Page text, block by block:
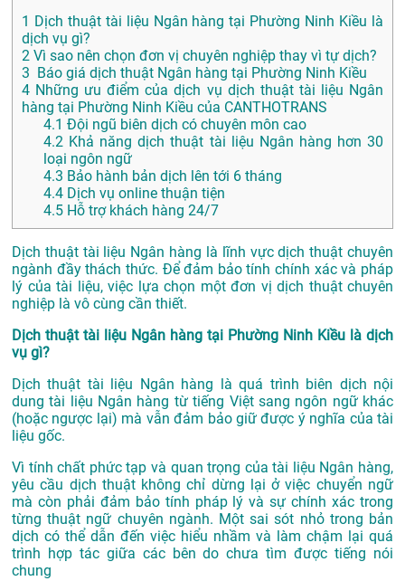
1 Dịch thuật tài liệu Ngân hàng tại Phường Ninh Kiều là
dịch vụ gì?
2 Vì sao nên chọn đơn vị chuyên nghiệp thay vì tự dịch?
3 Báo giá dịch thuật Ngân hàng tại Phường Ninh Kiều
4 Những ưu điểm của dịch vụ dịch thuật tài liệu Ngân
hàng tại Phường Ninh Kiều của CANTHOTRANS
4.1 Đội ngũ biên dịch có chuyên môn cao
4.2 Khả năng dịch thuật tài liệu Ngân hàng hơn 30
loại ngôn ngữ
4.3 Bảo hành bản dịch lên tới 6 tháng
4.4 Dịch vụ online thuận tiện
4.5 Hỗ trợ khách hàng 24/7
Dịch thuật tài liệu Ngân hàng là lĩnh vực dịch thuật chuyên
ngành đầy thách thức. Để đảm bảo tính chính xác và pháp
lý của tài liệu, việc lựa chọn một đơn vị dịch thuật chuyên
nghiệp là vô cùng cần thiết.
Dịch thuật tài liệu Ngân hàng tại Phường Ninh Kiều là dịch
vụ gì?
Dịch thuật tài liệu Ngân hàng là quá trình biên dịch nội
dung tài liệu Ngân hàng từ tiếng Việt sang ngôn ngữ khác
(hoặc ngược lại) mà vẫn đảm bảo giữ được ý nghĩa của tài
liệu gốc.
Vì tính chất phức tạp và quan trọng của tài liệu Ngân hàng,
yêu cầu dịch thuật không chỉ dừng lại ở việc chuyển ngữ
mà còn phải đảm bảo tính pháp lý và sự chính xác trong
từng thuật ngữ chuyên ngành. Một sai sót nhỏ trong bản
dịch có thể dẫn đến việc hiểu nhầm và làm chậm lại quá
trình hợp tác giữa các bên do chưa tìm được tiếng nói
chung